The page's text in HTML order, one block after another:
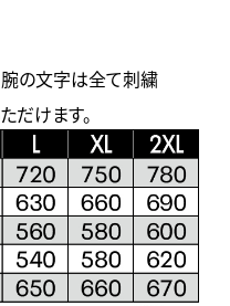
腕の文字は全て刺繍
だけます。